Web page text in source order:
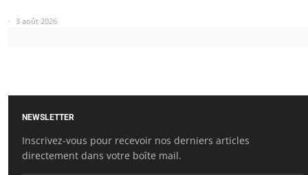
3 août 2026
NEWSLETTER
Inscrivez-vous pour recevoir nos derniers articles
directement dans votre boîte mail.